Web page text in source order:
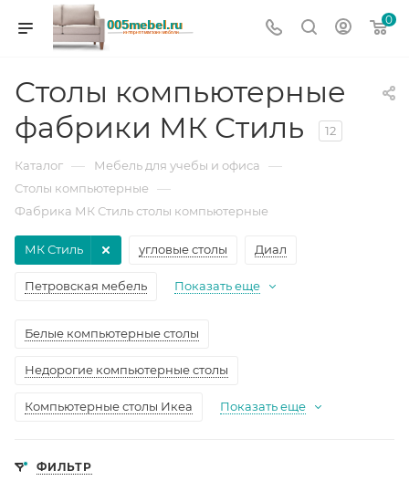
0
Столы компьютерные
фабрики МК Стиль
12
Каталог — Мебель для учебы и офиса —
Столы компьютерные —
Фабрика МК Стиль столы компьютерные
угловые столы Диал
Петровская мебель
МК Стиль
Показать еще
Белые компьютерные столы
Недорогие компьютерные столы
Компьютерные столы Икеа Показать еще
ФИЛЬТР